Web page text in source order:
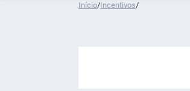
Início/Incentivos/